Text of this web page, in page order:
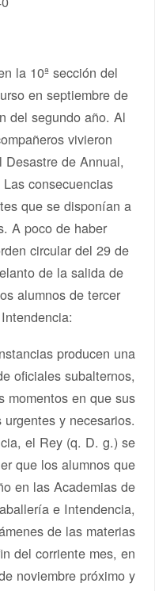
la 10ª sección del
en septiembre de
del segundo año. Al
vivieron
de Annual,
consecuencias
que se disponían a
A poco de haber
circular del 29 de
de la salida de
alumnos de tercer
producen una
oficiales subalternos,
momentos en que sus
y necesarios.
el Rey (q. D. g.) se
que los alumnos que
en las Academias de
e Intendencia,
de las materias
del corriente mes, en
noviembre próximo y